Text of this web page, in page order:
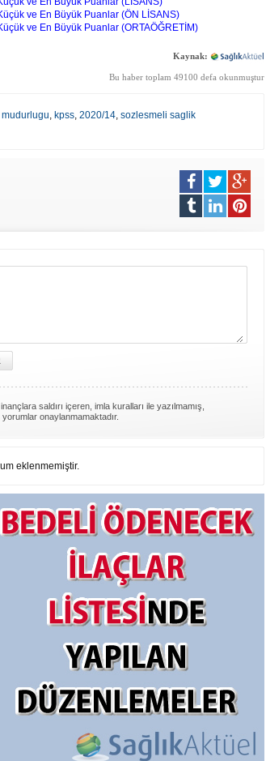
ve En Büyük Puanlar (ÖN LİSANS)
ve En Büyük Puanlar (ORTAÖĞRETİM)
Kaynak:
Bu haber toplam 49100 defa okunmuştur
, kpss, 2020/14, sozlesmeli saglik
saldırı içeren, imla kuralları ile yazılmamış,
onaylanmamaktadır.
eklenmemiştir.